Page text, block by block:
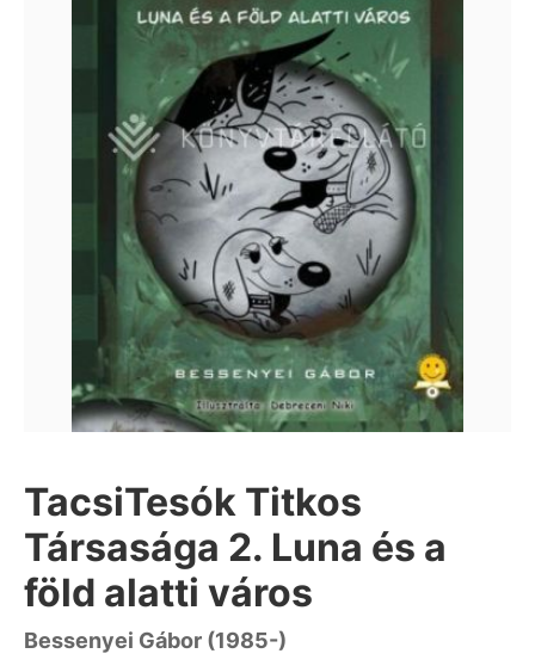
TacsiTesók Titkos
Társasága 2. Luna és a
föld alatti város
Bessenyei Gábor (1985-)